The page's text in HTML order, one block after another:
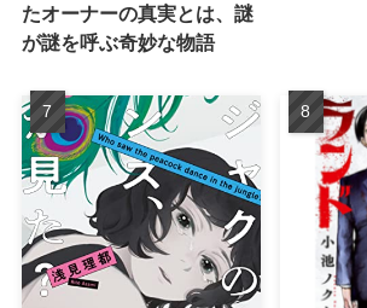
たオーナーの真実とは、謎
が謎を呼ぶ奇妙な物語